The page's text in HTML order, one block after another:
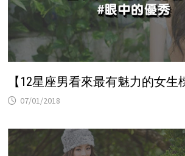
【12星座男看來最有魅力的女生
07/01/2018